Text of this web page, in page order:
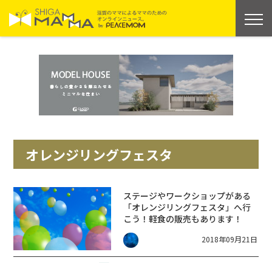
オレンジリングフェスタ
ステージやワークショップがある
「オレンジリングフェスタ」へ行
こう！軽食の販売もあります！
2018年09月21日